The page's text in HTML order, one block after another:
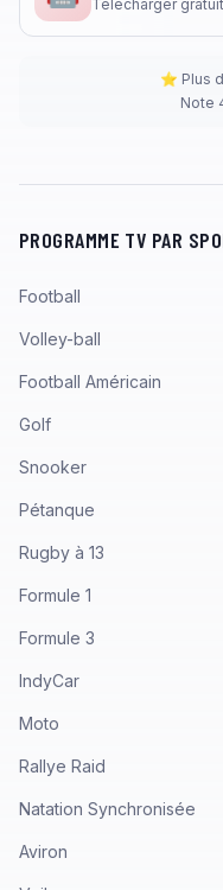
Télécharger
⭐ Plus
Note
PROGRAMME TV PAR
Football
Volley-ball
Football Américain
Golf
Snooker
Pétanque
Rugby à 13
Formule 1
Formule 3
IndyCar
Moto
Rallye Raid
Natation Synchronisée
Aviron